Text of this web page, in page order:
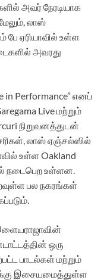
அவர் நேரடியாக
லாஸ்
பே ஏரியாவில் உள்ள
அவரது
in Performance” எனப்
Live மற்றும்
நிறுவனத்துடன்
லாஸ் ஏஞ்சல்ஸில்
உள்ள Oakland
நடைபெற உள்ளன.
பல நகரங்கள்
ஒரு
பாடல்கள் மற்றும்
இசையமைத்துள்ள